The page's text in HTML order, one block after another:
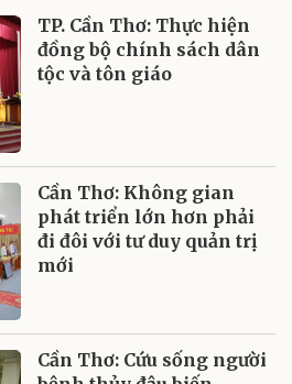
TP. Cần Thơ: Thực hiện
đồng bộ chính sách dân
tộc và tôn giáo
Cần Thơ: Không gian
phát triển lớn hơn phải
đi đôi với tư duy quản trị
mới
Cần Thơ: Cứu sống người